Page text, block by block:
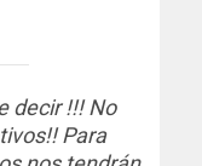
decir !!! No
Para